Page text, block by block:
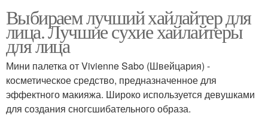
Выбираем лучший хайлайтер для
лица. Лучшие сухие хайлайтеры
для лица
Мини палетка от Vivienne Sabo (Швейцария) -
косметическое средство, предназначенное для
эффектного макияжа. Широко используется девушками
для создания сногсшибательного образа.